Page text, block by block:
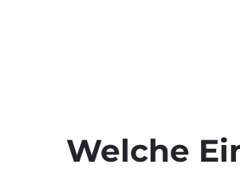
Welche